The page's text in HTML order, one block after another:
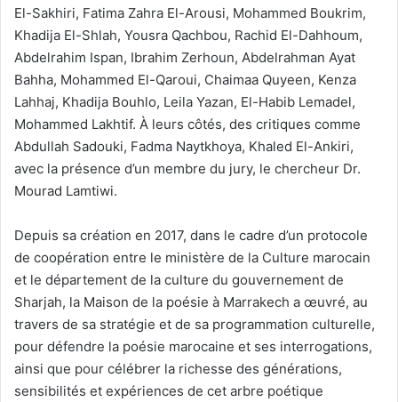
El-Sakhiri, Fatima Zahra El-Arousi, Mohammed Boukrim,
Khadija El-Shlah, Yousra Qachbou, Rachid El-Dahhoum,
Abdelrahim Ispan, Ibrahim Zerhoun, Abdelrahman Ayat
Bahha, Mohammed El-Qaroui, Chaimaa Quyeen, Kenza
Lahhaj, Khadija Bouhlo, Leila Yazan, El-Habib Lemadel,
Mohammed Lakhtif. À leurs côtés, des critiques comme
Abdullah Sadouki, Fadma Naytkhoya, Khaled El-Ankiri,
avec la présence d’un membre du jury, le chercheur Dr.
Mourad Lamtiwi.
Depuis sa création en 2017, dans le cadre d’un protocole
de coopération entre le ministère de la Culture marocain
et le département de la culture du gouvernement de
Sharjah, la Maison de la poésie à Marrakech a œuvré, au
travers de sa stratégie et de sa programmation culturelle,
pour défendre la poésie marocaine et ses interrogations,
ainsi que pour célébrer la richesse des générations,
sensibilités et expériences de cet arbre poétique